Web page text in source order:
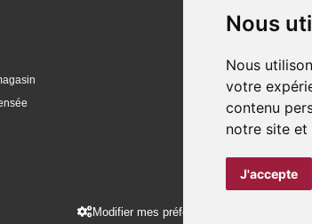
Nous
Nous
votre
contenu
notre site et
J'accepte
Livraison et achat
Livraison
Livraison en Europe
Suivi de commande
Paiement sécurisé
Modifier mes préférences des cookies